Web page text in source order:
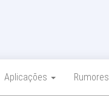
Aplicações Rumores